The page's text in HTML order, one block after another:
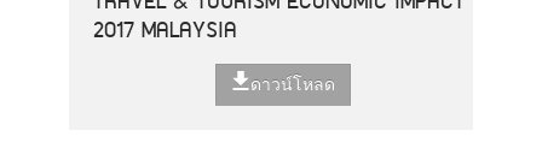
2017 MALAYSIA
ดาวน์โหลด